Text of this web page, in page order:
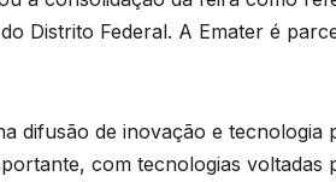
Distrito Federal. A Emater é
difusão de inovação e tecnologia
com tecnologias voltadas